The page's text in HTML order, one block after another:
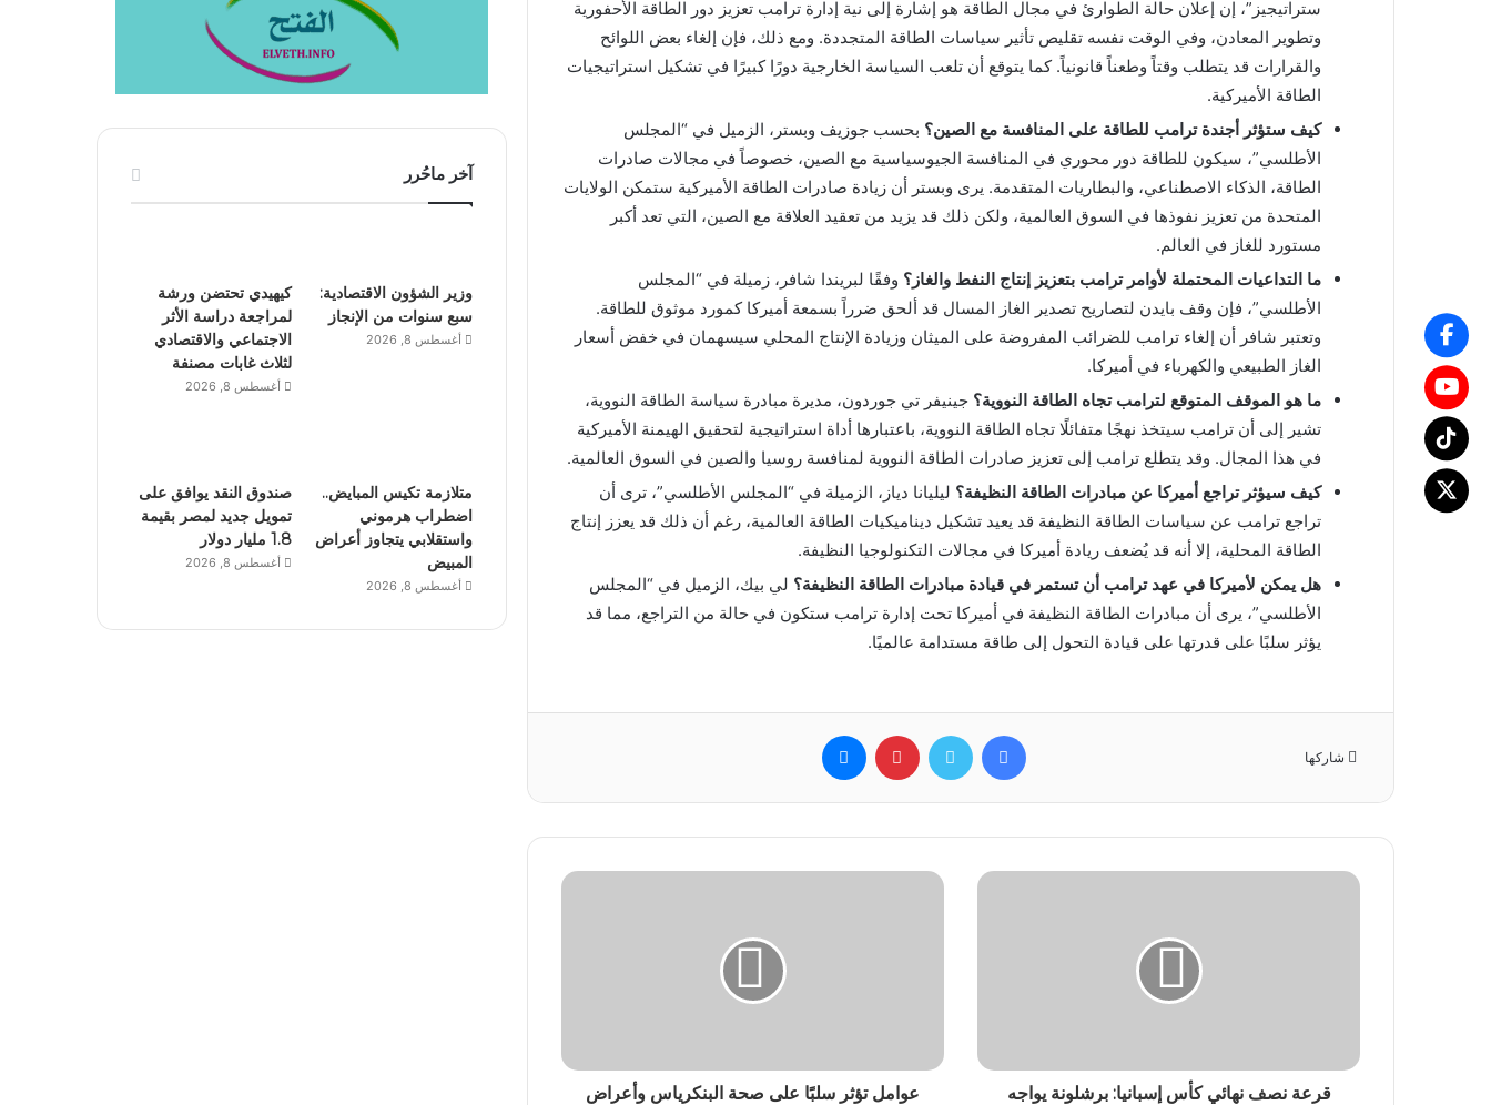
ستراتيجيز”، إن إعلان حالة الطوارئ في مجال الطاقة هو إشارة إلى نية إدارة ترامب تعزيز دور الطاقة الأحفورية
وتطوير المعادن، وفي الوقت نفسه تقليص تأثير سياسات الطاقة المتجددة. ومع ذلك، فإن إلغاء بعض اللوائح
والقرارات قد يتطلب وقتاً وطعناً قانونياً. كما يتوقع أن تلعب السياسة الخارجية دورًا كبيرًا في تشكيل استراتيجيات
الطاقة الأميركية.
كيف ستؤثر أجندة ترامب للطاقة على المنافسة مع الصين؟ بحسب جوزيف وبستر، الزميل في “المجلس
الأطلسي”، سيكون للطاقة دور محوري في المنافسة الجيوسياسية مع الصين، خصوصاً في مجالات صادرات
الطاقة، الذكاء الاصطناعي، والبطاريات المتقدمة. يرى وبستر أن زيادة صادرات الطاقة الأميركية ستمكن الولايات
المتحدة من تعزيز نفوذها في السوق العالمية، ولكن ذلك قد يزيد من تعقيد العلاقة مع الصين، التي تعد أكبر
مستورد للغاز في العالم.
ما التداعيات المحتملة لأوامر ترامب بتعزيز إنتاج النفط والغاز؟ وفقًا لبريندا شافر، زميلة في “المجلس
الأطلسي”، فإن وقف بايدن لتصاريح تصدير الغاز المسال قد ألحق ضرراً بسمعة أميركا كمورد موثوق للطاقة.
وتعتبر شافر أن إلغاء ترامب للضرائب المفروضة على الميثان وزيادة الإنتاج المحلي سيسهمان في خفض أسعار
الغاز الطبيعي والكهرباء في أميركا.
ما هو الموقف المتوقع لترامب تجاه الطاقة النووية؟ جينيفر تي جوردون، مديرة مبادرة سياسة الطاقة النووية،
تشير إلى أن ترامب سيتخذ نهجًا متفائلًا تجاه الطاقة النووية، باعتبارها أداة استراتيجية لتحقيق الهيمنة الأميركية
في هذا المجال. وقد يتطلع ترامب إلى تعزيز صادرات الطاقة النووية لمنافسة روسيا والصين في السوق العالمية.
كيف سيؤثر تراجع أميركا عن مبادرات الطاقة النظيفة؟ ليليانا دياز، الزميلة في “المجلس الأطلسي”، ترى أن
تراجع ترامب عن سياسات الطاقة النظيفة قد يعيد تشكيل ديناميكيات الطاقة العالمية، رغم أن ذلك قد يعزز إنتاج
الطاقة المحلية، إلا أنه قد يُضعف ريادة أميركا في مجالات التكنولوجيا النظيفة.
هل يمكن لأميركا في عهد ترامب أن تستمر في قيادة مبادرات الطاقة النظيفة؟ لي بيك، الزميل في “المجلس
الأطلسي”، يرى أن مبادرات الطاقة النظيفة في أميركا تحت إدارة ترامب ستكون في حالة من التراجع، مما قد
يؤثر سلبًا على قدرتها على قيادة التحول إلى طاقة مستدامة عالميًا.
شاركها
فيسبوك تويتر بينتيريست
قرعة نصف نهائي كأس إسبانيا: برشلونة يواجه
عوامل تؤثر سلبًا على صحة البنكرياس وأعراض
آخر ماحُرر
وزير الشؤون الاقتصادية:
سبع سنوات من الإنجاز
أغسطس 8, 2026
كيهيدي تحتضن ورشة
لمراجعة دراسة الأثر
الاجتماعي والاقتصادي
لثلاث غابات مصنفة
أغسطس 8, 2026
متلازمة تكيس المبايض..
اضطراب هرموني
واستقلابي يتجاوز أعراض
المبيض
أغسطس 8, 2026
صندوق النقد يوافق على
تمويل جديد لمصر بقيمة
1.8 مليار دولار
أغسطس 8, 2026